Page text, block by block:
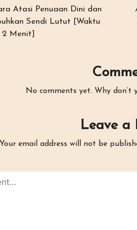
Atasi Penuaan Dini dan
Sendi Lutut [Waktu
2 Menit]
No comments yet. Why don’t
Leave a
Your email address will not be